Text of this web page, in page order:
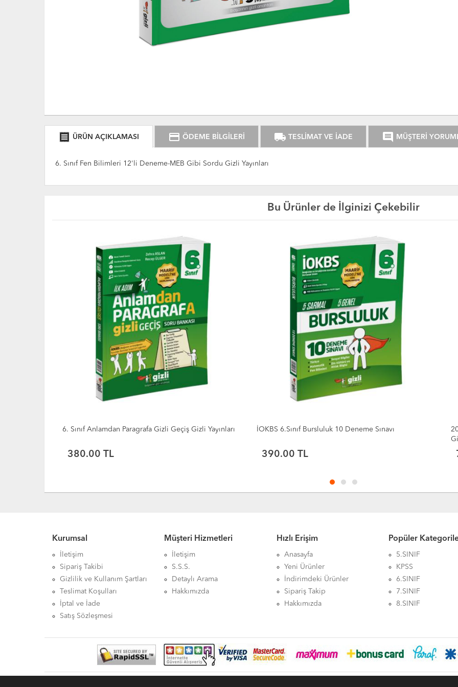
receipt ÜRÜN AÇIKLAMASI credit_card ÖDEME BİLGİLERİ local_shipping TESLİMAT VE İADE comment MÜŞTERİ
6. Sınıf Fen Bilimleri 12'li Deneme-MEB Gibi Sordu Gizli Yayınları
Bu Ürünler de İlginizi Çekebilir
İOKBS 6.Sınıf Bursluluk 10 Deneme Sınavı
390.00 TL
2027 5. Sınıf Fen Bilimleri Müfredatın Gizli Dergisi
750.00 TL
Kurumsal
İletişim
Sipariş Takibi
Gizlilik ve Kullanım Şartları
Teslimat Koşulları
İptal ve İade
Satış Sözleşmesi
Müşteri Hizmetleri
İletişim
S.S.S.
Detaylı Arama
Hakkımızda
Hızlı Erişim
Anasayfa
Yeni Ürünler
İndirimdeki Ürünler
Sipariş Takip
Hakkımızda
Popüler
5.SINIF
KPSS
6.SINIF
7.SINIF
8.SINIF